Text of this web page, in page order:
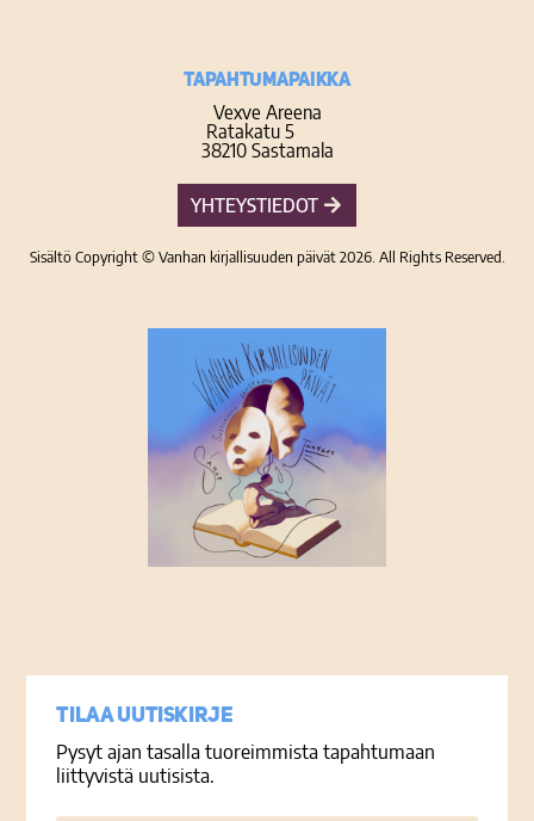
TAPAHTUMAPAIKKA
Vexve Areena
Ratakatu 5
38210 Sastamala
YHTEYSTIEDOT
Sisältö Copyright © Vanhan kirjallisuuden päivät 2026. All Rights Reserved.
Tilaa uutiskirje
Pysyt ajan tasalla tuoreimmista tapahtumaan
liittyvistä uutisista.